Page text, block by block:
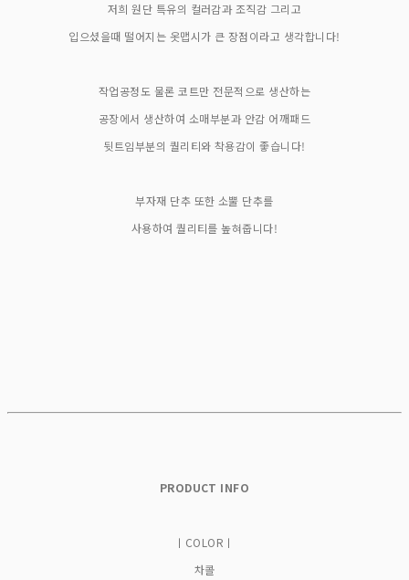
저희 원단 특유의 컬러감과 조직감 그리고
입으셨을때 떨어지는 옷맵시가 큰 장점이라고 생각합니다!
작업공정도 물론 코트만 전문적으로 생산하는
공장에서 생산하여 소매부분과 안감 어깨패드
뒷트임부분의 퀄리티와 착용감이 좋습니다!
부자재 단추 또한 소뿔 단추를
사용하여 퀄리티를 높혀줍니다!
PRODUCT INFO
ㅣCOLORㅣ
차콜